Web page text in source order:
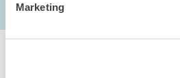
Marketing